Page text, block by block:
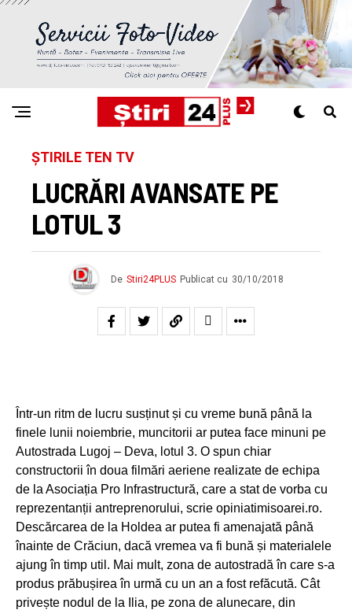
ȘTIRILE TEN TV
LUCRĂRI AVANSATE PE
LOTUL 3
De Stiri24PLUS Publicat cu 30/10/2018
Într-un ritm de lucru susținut și cu vreme bună până la
finele lunii noiembrie, muncitorii ar putea face minuni pe
Autostrada Lugoj – Deva, lotul 3. O spun chiar
constructorii în doua filmări aeriene realizate de echipa
de la Asociația Pro Infrastructură, care a stat de vorba cu
reprezentanții antreprenorului, scrie opiniatimisoarei.ro.
Descărcarea de la Holdea ar putea fi amenajată până
înainte de Crăciun, dacă vremea va fi bună și materialele
ajung în timp util. Mai mult, zona de autostradă în care s-a
produs prăbușirea în urmă cu un an a fost refăcută. Cât
privește nodul de la Ilia, pe zona de alunecare, din